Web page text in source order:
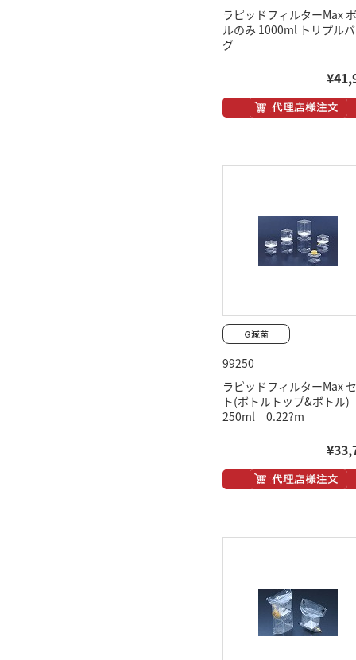
ラピッドフィルターMax
ルのみ 1000ml トリプル
グ
99250
ラピッドフィルターMax
ト(ボトルトップ&ボトル)
250ml 0.22?m